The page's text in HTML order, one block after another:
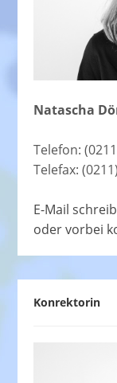
Natascha
Telefon:
Telefax:
E-Mail
oder vorbei
Konrektorin